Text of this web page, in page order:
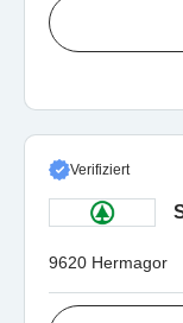
Verifiziert
9620 Hermagor